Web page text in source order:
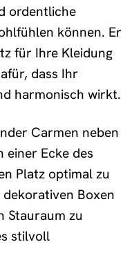
ordentliche
können. Er
für Ihre Kleidung
dass Ihr
harmonisch wirkt.
Carmen neben
einer Ecke des
Platz optimal zu
Boxen
Stauraum zu
stilvoll